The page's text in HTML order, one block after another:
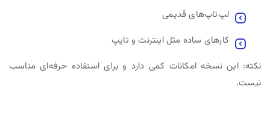
لپ‌تاپ‌های قدیمی
کارهای ساده مثل اینترنت و تایپ
نکته: این نسخه امکانات کمی دارد و برای استفاده حرفه‌ای مناسب
نیست.